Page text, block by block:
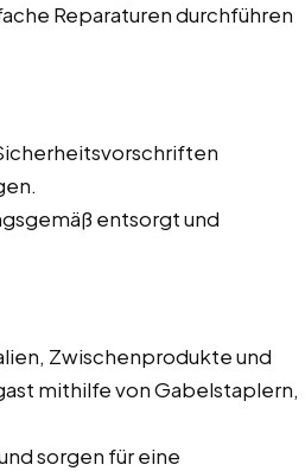
Reparaturen durchführen
entsorgt und
Zwischenprodukte und
mithilfe von Gabelstaplern,
sorgen für eine